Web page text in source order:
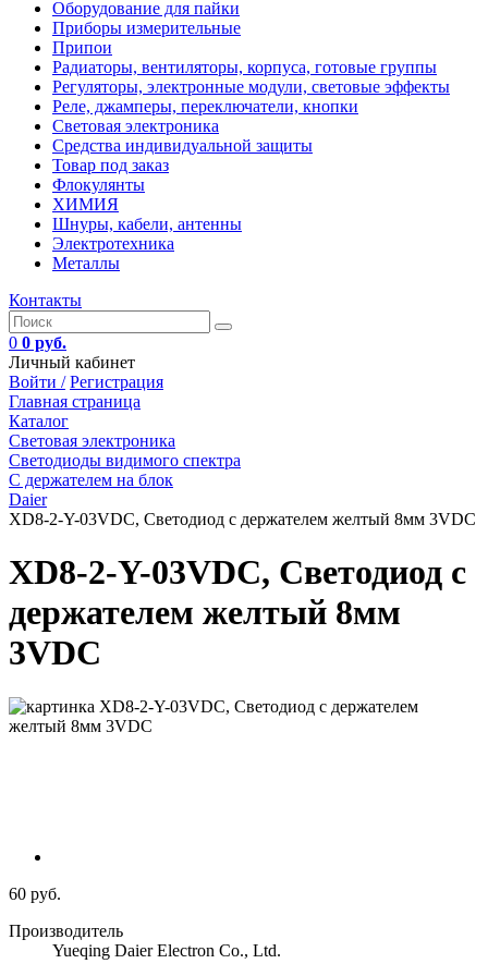
Оборудование для пайки
Приборы измерительные
Припои
Радиаторы, вентиляторы, корпуса, готовые группы
Регуляторы, электронные модули, световые эффекты
Реле, джамперы, переключатели, кнопки
Световая электроника
Средства индивидуальной защиты
Товар под заказ
Флокулянты
ХИМИЯ
Шнуры, кабели, антенны
Электротехника
Металлы
Контакты
0 0 руб.
Личный кабинет
Войти / Регистрация
Главная страница
Каталог
Световая электроника
Светодиоды видимого спектра
C держателем на блок
Daier
XD8-2-Y-03VDC, Светодиод с держателем желтый 8мм 3VDC
XD8-2-Y-03VDC, Светодиод с
держателем желтый 8мм
3VDC
60 руб.
Производитель
Yueqing Daier Electron Co., Ltd.